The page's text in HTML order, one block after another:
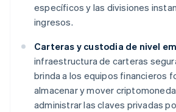
específicos y las divisiones
ingresos.
Carteras y custodia de nivel
infraestructura de carteras
brinda a los equipos financieros
almacenar y mover
administrar las claves privadas